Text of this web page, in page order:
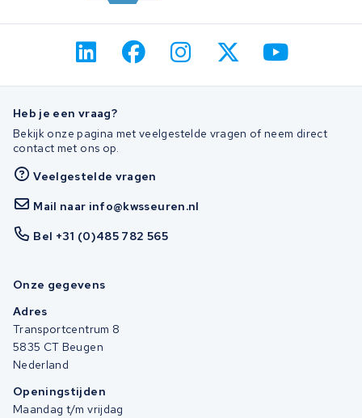
Heb je een vraag?
Bekijk onze pagina met veelgestelde vragen of neem direct
contact met ons op.
Veelgestelde vragen
Mail naar info@kwsseuren.nl
Bel +31 (0)485 782 565
Onze gegevens
Adres
Transportcentrum 8
5835 CT Beugen
Nederland
Openingstijden
Maandag t/m vrijdag